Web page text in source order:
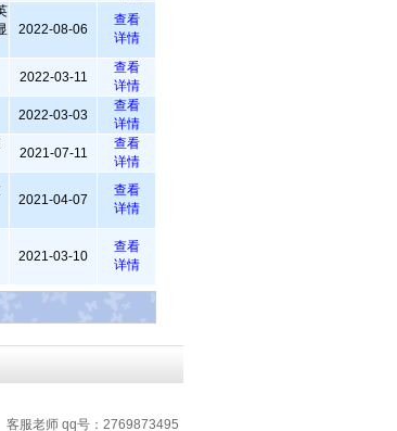
2022-08-06
查看
详情
2022-03-11
查看
详情
2022-03-03
查看
详情
2021-07-11
查看
详情
2021-04-07
查看
详情
2021-03-10
查看
详情
客服老师 qq号：2769873495